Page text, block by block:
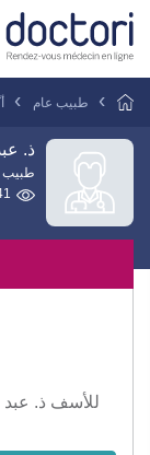
طبيب عام
ذ.
طبيب
للأسف ذ. عبد